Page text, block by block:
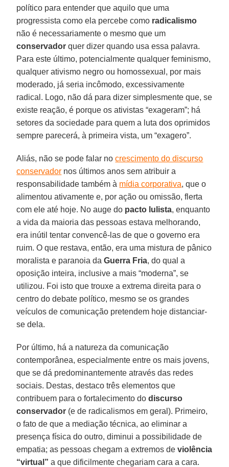
político para entender que aquilo que uma
progressista como ela percebe como radicalismo
não é necessariamente o mesmo que um
conservador quer dizer quando usa essa palavra.
Para este último, potencialmente qualquer feminismo,
qualquer ativismo negro ou homossexual, por mais
moderado, já seria incômodo, excessivamente
radical. Logo, não dá para dizer simplesmente que, se
existe reação, é porque os ativistas “exageram”; há
setores da sociedade para quem a luta dos oprimidos
sempre parecerá, à primeira vista, um “exagero”.
Aliás, não se pode falar nocrescimento do discurso
conservador nos últimos anos sem atribuir a
responsabilidade também à mídia corporativa, que o
alimentou ativamente e, por ação ou omissão, flerta
com ele até hoje. No auge do pacto lulista, enquanto
a vida da maioria das pessoas estava melhorando,
era inútil tentar convencê-las de que o governo era
ruim. O que restava, então, era uma mistura de pânico
moralista e paranoia da Guerra Fria, do qual a
oposição inteira, inclusive a mais “moderna”, se
utilizou. Foi isto que trouxe a extrema direita para o
centro do debate político, mesmo se os grandes
veículos de comunicação pretendem hoje distanciar-
se dela.
Por último, há a natureza da comunicação
contemporânea, especialmente entre os mais jovens,
que se dá predominantemente através das redes
sociais. Destas, destaco três elementos que
contribuem para o fortalecimento dodiscurso
conservador (e de radicalismos em geral). Primeiro,
o fato de que a mediação técnica, ao eliminar a
presença física do outro, diminui a possibilidade de
empatia; as pessoas chegam a extremos deviolência
“virtual” a que dificilmente chegariam cara a cara.